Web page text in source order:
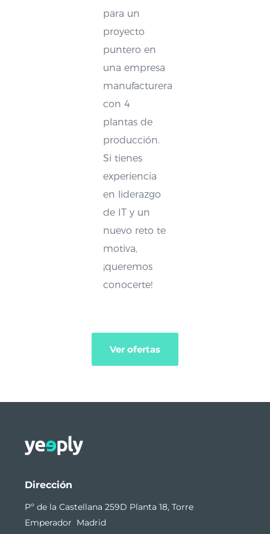
para un
proyecto
puntero en
una empresa
manufacturera
con 4
plantas de
producción.
Si tienes
experiencia
en liderazgo
de IT y un
nuevo reto te
motiva,
¡queremos
conocerte!
Ver ofertas
Dirección
Pº de la Castellana 259D Planta 18, Torre
Emperador Madrid